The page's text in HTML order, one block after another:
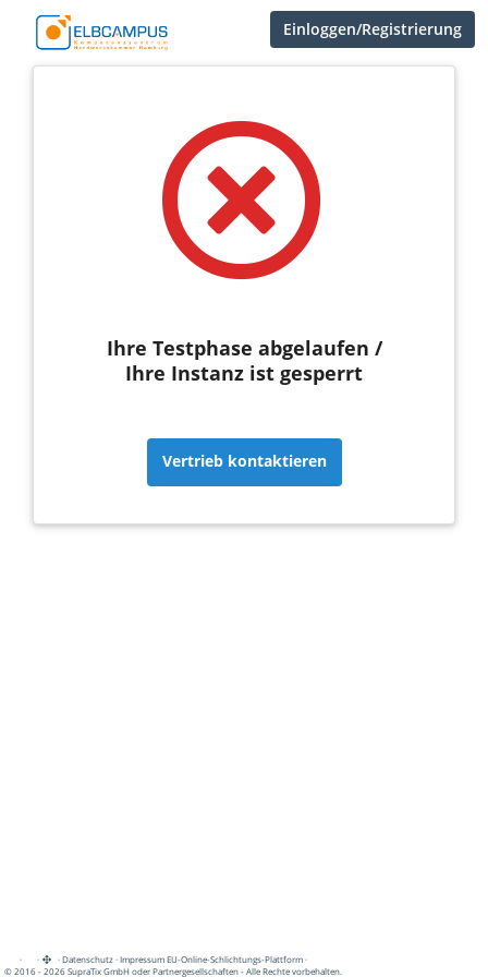
Einloggen/Registrierung
Ihre Testphase abgelaufen /
Ihre Instanz ist gesperrt
Vertrieb kontaktieren
· · ·Datenschutz·Impressum EU-Online-Schlichtungs-Plattform·
© 2016 - 2026 SupraTix GmbH oder Partnergesellschaften - Alle Rechte vorbehalten.